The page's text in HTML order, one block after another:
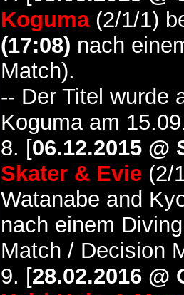
Koguma(2/1/1)
(17:08) nach
Match).
-- Der Titel wurde
Koguma am
8. [06.12.2015 @
Skater & Evie (2/
Watanabe and
nach einem
Match / Decision
9. [28.02.2016